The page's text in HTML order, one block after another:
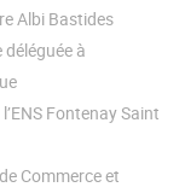
Albi Bastides
à
Fontenay Saint
Commerce et